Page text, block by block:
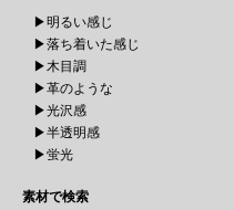
▶明るい感じ
▶落ち着いた感じ
▶木目調
▶革のような
▶光沢感
▶半透明感
▶蛍光
素材で検索